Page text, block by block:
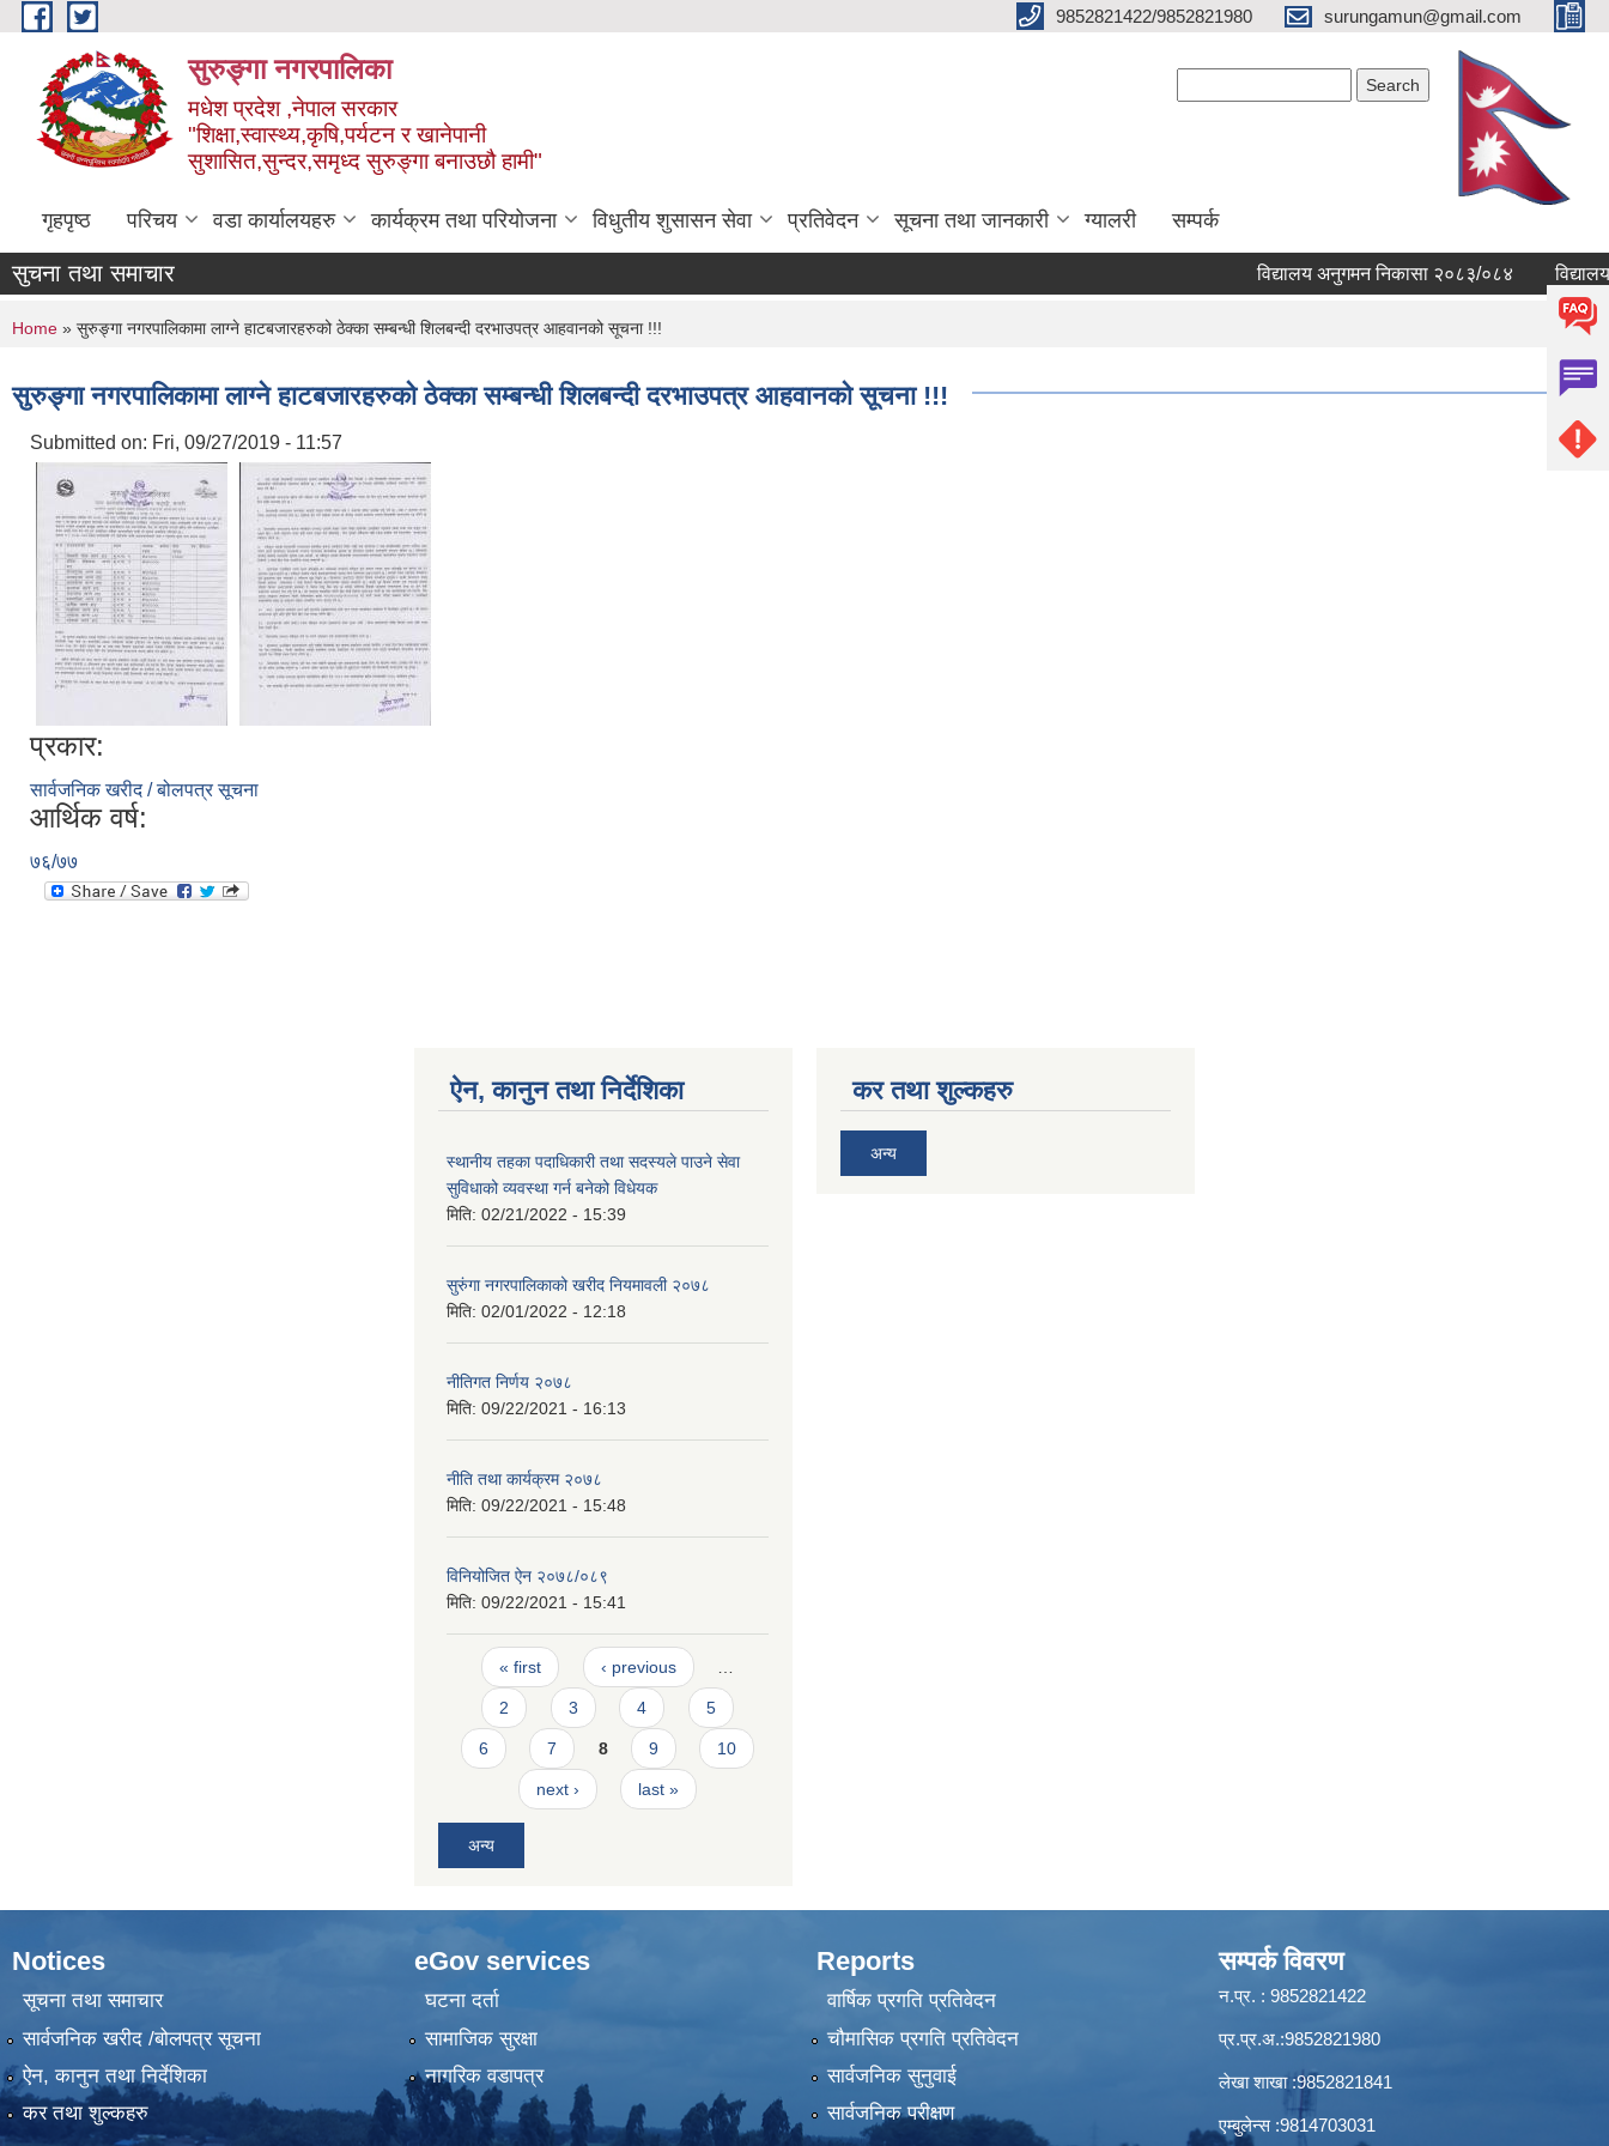
Skip to main content 9852821422/9852821980 surungamun@gmail.com
सुरुङ्‍गा नगरपालिका
मधेश प्रदेश ,नेपाल सरकार
"शिक्षा,स्वास्थ्य,कृषि,पर्यटन र खानेपानी
सुशासित,सुन्दर,समृध्द सुरुङ्गा बनाउछौ हामी"
गृहपृष्ठ परिचय वडा कार्यालयहरु कार्यक्रम तथा परियोजना विधुतीय शुसासन सेवा प्रतिवेदन सूचना तथा जानकारी ग्यालरी सम्पर्क
सुचना तथा समाचार विद्यालय अनुगमन निकासा २०८३/०८४
You are here
Home » सुरुङ्गा नगरपालिकामा लाग्ने हाटबजारहरुको ठेक्का सम्बन्धी शिलबन्दी दरभाउपत्र आहवानको सूचना !!!
सुरुङ्गा नगरपालिकामा लाग्ने हाटबजारहरुको ठेक्का सम्बन्धी शिलबन्दी दरभाउपत्र आहवानको सूचना !!!
Submitted on: Fri, 09/27/2019 - 11:57
प्रकार:
सार्वजनिक खरीद / बोलपत्र सूचना
आर्थिक वर्ष:
७६/७७
ऐन, कानुन तथा निर्देशिका
स्थानीय तहका पदाधिकारी तथा सदस्यले पाउने सेवा
सुविधाको व्यवस्था गर्न बनेको विधेयक
मिति: 02/21/2022 - 15:39
सुरुंगा नगरपालिकाको खरीद नियमावली २०७८
मिति: 02/01/2022 - 12:18
नीतिगत निर्णय २०७८
मिति: 09/22/2021 - 16:13
नीति तथा कार्यक्रम २०७८
मिति: 09/22/2021 - 15:48
विनियोजित ऐन २०७८/०८९
मिति: 09/22/2021 - 15:41
Pages
« first ‹ previous …
2 3 4 5
6 7 8 9 10
next › last »
अन्य
कर तथा शुल्कहरु
अन्य
Notices
सूचना तथा समाचार
सार्वजनिक खरीद /बोलपत्र सूचना
ऐन, कानुन तथा निर्देशिका
कर तथा शुल्कहरु
eGov services
घटना दर्ता
सामाजिक सुरक्षा
नागरिक वडापत्र
Reports
वार्षिक प्रगति प्रतिवेदन
चौमासिक प्रगति प्रतिवेदन
सार्वजनिक सुनुवाई
सार्वजनिक परीक्षण
सम्पर्क विवरण
न.प्र. : 9852821422
प्र.प्र.अ.:9852821980
लेखा शाखा :9852821841
एम्बुलेन्स :9814703031